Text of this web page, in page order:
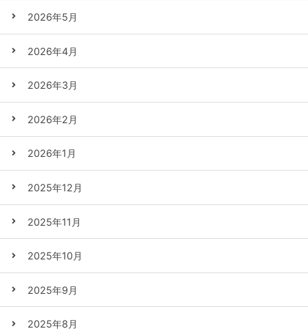
2026年5月
2026年4月
2026年3月
2026年2月
2026年1月
2025年12月
2025年11月
2025年10月
2025年9月
2025年8月